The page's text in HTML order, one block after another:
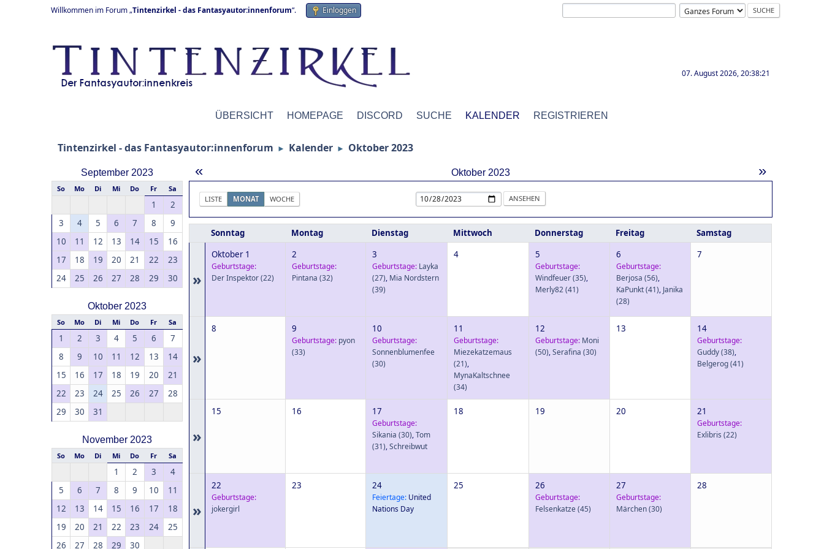
Willkommen im Forum „Tintenzirkel - das Fantasyautor:innenforum“. Einloggen
07. August 2026, 20:38:21
ÜBERSICHT HOMEPAGE DISCORD SUCHE KALENDER REGISTRIEREN
Tintenzirkel - das Fantasyautor:innenforum ► Kalender ► Oktober 2023
September 2023
So Mo Di Mi Do Fr Sa
1
2
3
4 5 6 7 8
9
10
11 12 13 14 15
16
17
18 19 20 21 22
23
24
25 26 27 28 29 30
Oktober 2023
So Mo Di Mi Do Fr Sa
1 2 3 4 5 6
7
8
9 10 11 12 13
14
15
16 17 18 19 20
21
22
23 24 25 26 27
28
29
30 31
November 2023
So Mo Di Mi Do Fr Sa
1 2 3
4
5
6 7 8 9 10
11
12
13 14 15 16 17
18
19
20 21 22 23 24
25
26
27 28 29 30
« »
Oktober 2023
LISTE MONAT WOCHE
Sonntag Montag Dienstag Mittwoch Donnerstag Freitag Samstag
»
Oktober 1
Geburtstage:
Der Inspektor(22)
2
Geburtstage:
Pintana (32)
3
Geburtstage: Layka
(27), Mia Nordstern
(39)
4 5
Geburtstage:
Windfeuer(35),
Merly82(41)
6
Geburtstage:
Berjosa (56),
KaPunkt(41), Janika
(28)
7
»
8 9
Geburtstage: pyon
(33)
10
Geburtstage:
Sonnenblumenfee
(30)
11
Geburtstage:
Miezekatzemaus
(21),
MynaKaltschnee
(34)
12
Geburtstage: Moni
(50),Serafina (30)
13 14
Geburtstage:
Guddy(38),
Belgerog(41)
»
15 16 17
Geburtstage:
Sikania (30),Tom
(31),Schreibwut
18 19 20 21
Geburtstage:
Exlibris (22)
»
22
Geburtstage:
jokergirl
23 24
Feiertage: United
Nations Day
25 26
Geburtstage:
Felsenkatze(45)
27
Geburtstage:
Märchen(30)
28